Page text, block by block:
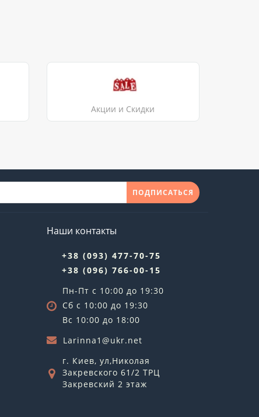
Акции и Скидки
ПОДПИСАТЬСЯ
Наши контакты
+38 (093) 477-70-75
+38 (096) 766-00-15
Пн-Пт с 10:00 до 19:30
Сб с 10:00 до 19:30
Вс 10:00 до 18:00
Larinna1@ukr.net
г. Киев, ул,Николая
Закревского 61/2 ТРЦ
Закревский 2 этаж